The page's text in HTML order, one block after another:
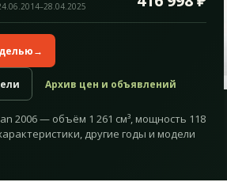
→
Архив цен и объявлений
2006 — объём 1 261 см³, мощность 118
другие годы и модели